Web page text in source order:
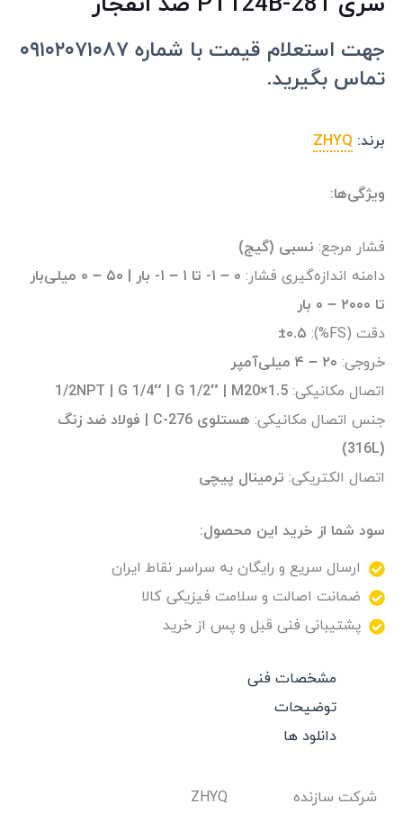
سری PT124B-281 ضد انفجار
جهت استعلام قیمت با شماره ۰۹۱۰۲۰۷۱۰۸۷
تماس بگیرید.
برند: ZHYQ
ویژگی‌ها:
فشار مرجع: نسبی (گیج)
دامنه اندازه‌گیری فشار:
۰ – ۱- تا ۱ – ۱- بار | ۵۰ – ۰ میلی‌بار
تا ۲۰۰۰ – ۰ بار
دقت (FS%):
±۰.۵
خروجی: ۲۰ – ۴ میلی‌آمپر
اتصال مکانیکی:‌ 1/2NPT | G 1/4″ | G 1/2″ | M20×1.5
جنس اتصال مکانیکی:
هستلوی C-276 | فولاد ضد زنگ
(316L)
اتصال الکتریکی: ترمینال پیچی
سود شما از خرید این محصول:
ارسال سریع و رایگان به سراسر نقاط ایران
ضمانت اصالت و سلامت فیزیکی کالا
پشتیبانی فنی قبل و پس از خرید
مشخصات فنی
توضیحات
دانلود ها
شرکت سازنده ZHYQ